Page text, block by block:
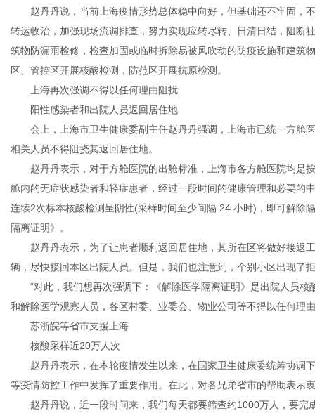
赵丹丹说，当前上海疫情形势总体稳中向好，但基础还不牢固，
转运收治，加强现场流调排查，努力实现应转尽转、日清日结，阻断
筑物防漏雨检修，检查加固或临时拆除易被风吹动的防疫设施和建筑
区、管控区开展核酸检测，防范区开展抗原检测。
上海再次强调不得以任何理由阻扰
阳性感染者和出院人员返回居住地
会上，上海市卫生健康委副主任赵丹丹强调，上海市已统一方舱
相关人员不得阻挠其返回居住地。
赵丹丹表示，对于方舱医院的出舱标准，上海市各方舱医院均是
舱内的无症状感染者和轻症患者，经过一段时间的健康管理和必要的
连续2次标本核酸检测呈阴性(采样时间至少间隔 24 小时)，即可解除
隔离证明》。
赵丹丹表示，为了让患者顺利返回居住地，其所在区将做好接返
辆，尽快接回本区出院人员。但是，我们也注意到，个别小区出现了
“对此，我们想再次强调下：《解除医学隔离证明》是出院人员核
和解除医学观察人员，各区村委、业委会、物业公司等不得以任何理
苏浙皖等省市支援上海
核酸采样近20万人次
赵丹丹表示，在本轮疫情发生以来，在国家卫生健康委统筹协调
等疫情防控工作中发挥了重要作用。在此，对各兄弟省市的帮助表示
赵丹丹说，近一段时间来，我们每天都要筛查约1000万人，要完